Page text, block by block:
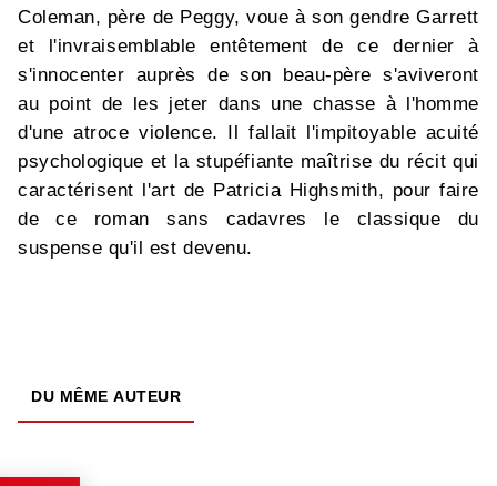
Coleman, père de Peggy, voue à son gendre Garrett
et l'invraisemblable entêtement de ce dernier à
s'innocenter auprès de son beau-père s'aviveront
au point de les jeter dans une chasse à l'homme
d'une atroce violence. Il fallait l'impitoyable acuité
psychologique et la stupéfiante maîtrise du récit qui
caractérisent l'art de Patricia Highsmith, pour faire
de ce roman sans cadavres le classique du
suspense qu'il est devenu.
DU MÊME AUTEUR